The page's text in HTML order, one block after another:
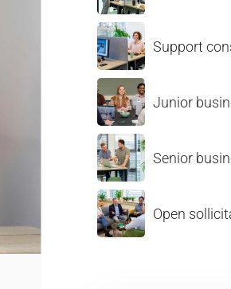
Support
Junior
Senior
Open